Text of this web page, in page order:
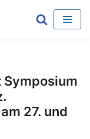
Symposium
27. und